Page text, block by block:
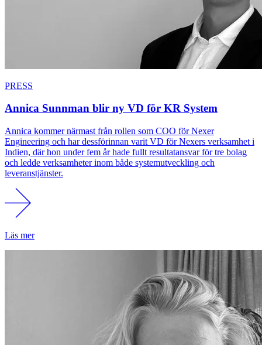
PRESS
Annica Sunnman blir ny VD för KR System
Annica kommer närmast från rollen som COO för Nexer
Engineering och har dessförinnan varit VD för Nexers verksamhet i
Indien, där hon under fem år hade fullt resultatansvar för tre bolag
och ledde verksamheter inom både systemutveckling och
leveranstjänster.
Läs mer